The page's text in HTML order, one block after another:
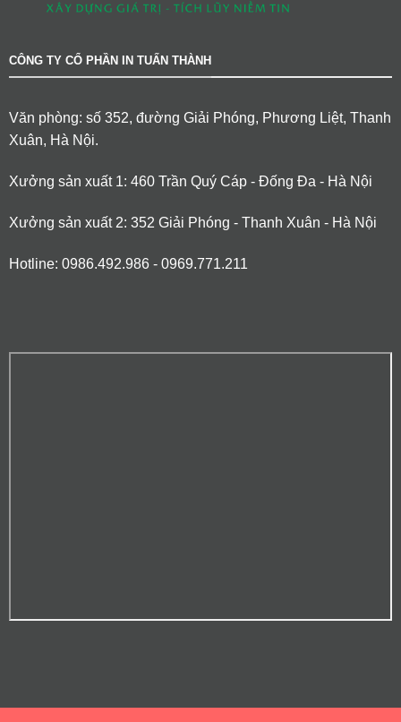
CÔNG TY CỔ PHẦN IN TUẤN THÀNH
Văn phòng: số 352, đường Giải Phóng, Phương Liệt, Thanh
Xuân, Hà Nội.
Xưởng sản xuất 1: 460 Trần Quý Cáp - Đống Đa - Hà Nội
Xưởng sản xuất 2: 352 Giải Phóng - Thanh Xuân - Hà Nội
Hotline: 0986.492.986 - 0969.771.211